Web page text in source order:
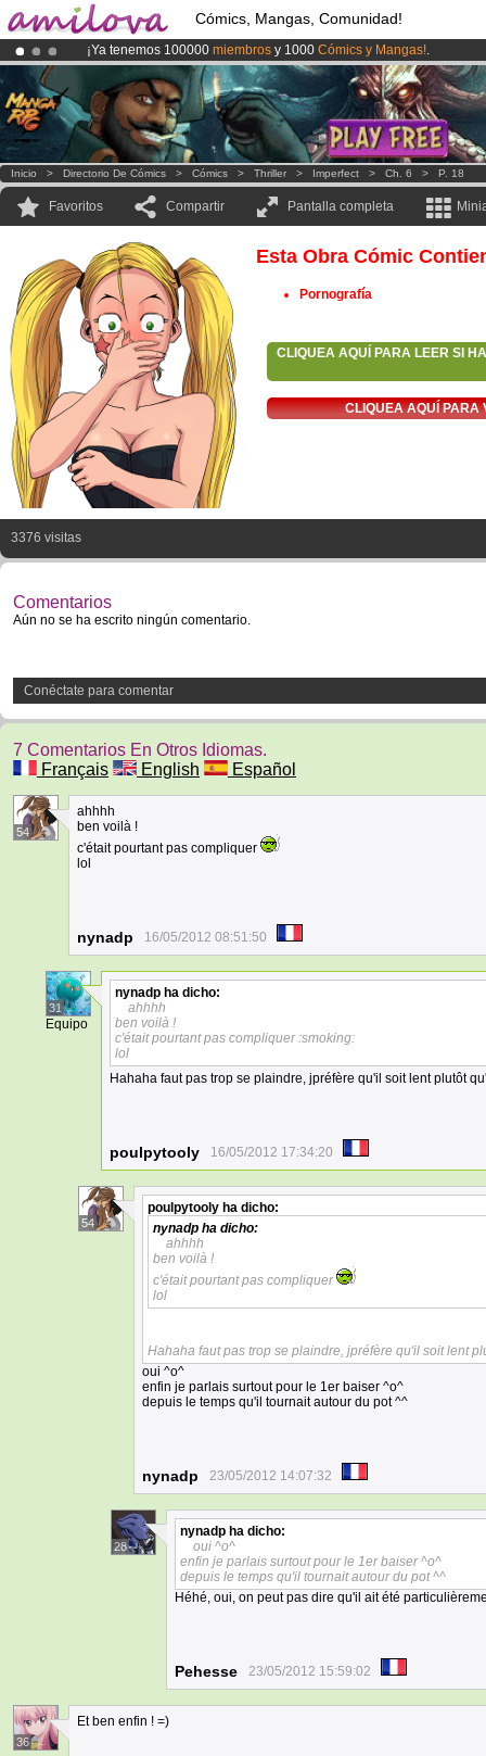
Cómics, Mangas, Comunidad!
¡Ya tenemos 100000 miembros y 1000 Cómics y Mangas!.
¡Conviertete en Premium por3.95 eurosal mes!Hazte Premium ya
El Kickstarter Amilova está desormado lanzado!.
Inicio > Directorio De Cómics > Cómics > Thriller > Imperfect > Ch. 6 > P. 18
Favoritos Compartir Pantalla completa
Esta Obra Cómic
Pornografía
CLIQUEA AQUÍ PARA LEER SI
CLIQUEA AQUÍ PARA
3376 visitas
Comentarios
Aún no se ha escrito ningún comentario.
Conéctate para comentar
7 Comentarios En Otros Idiomas.
Français
English Español
54
ahhhh
ben voilà !
c'était pourtant pas compliquer
lol
nynadp 16/05/2012 08:51:50
31
Equipo
nynadp ha dicho:
ahhhh
ben voilà !
c'était pourtant pas compliquer :smoking:
lol
Hahaha faut pas trop se plaindre, jpréfère qu'il soit lent plutôt
poulpytooly 16/05/2012 17:34:20
54
poulpytooly ha dicho:
nynadp ha dicho:
ahhhh
ben voilà !
c'était pourtant pas compliquer
lol
Hahaha faut pas trop se plaindre, jpréfère qu'il soit lent
oui ^o^
enfin je parlais surtout pour le 1er baiser ^o^
depuis le temps qu'il tournait autour du pot ^^
nynadp 23/05/2012 14:07:32
28
nynadp ha dicho:
oui ^o^
enfin je parlais surtout pour le 1er baiser ^o^
depuis le temps qu'il tournait autour du pot ^^
Héhé, oui, on peut pas dire qu'il ait été
Pehesse 23/05/2012 15:59:02
36
Et ben enfin ! =)